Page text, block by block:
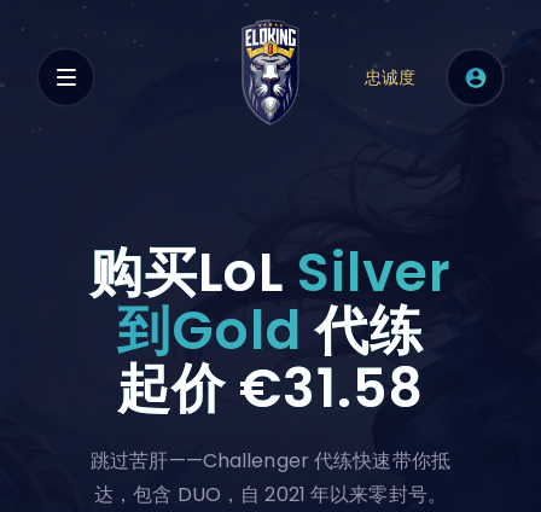
忠诚度
购买LoL Silver
到Gold代练
起价€31.58
跳过苦肝——Challenger 代练快速带你抵
达，包含 DUO，自 2021 年以来零封号。